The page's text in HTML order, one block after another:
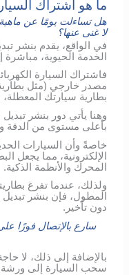
ما هو اشتراك
هل تساءلت يومًا عن
لا غنى عنها؟
في الواقع، يقدم بنشر
الخدمة الحيوية، مباشرة
فاشتراك السيارة
مصدر خارجي (مثل
بطارية سيارتك
وهنا يأتي دور بنشر
بأعلى مستوى من الدقة
خاصةً وأن السيارات
الإلكترونية، مما يجعل
المحرك والأنظمة الذكية.
ولذلك، عندما تفرغ
المطول، فإن بنشر
دون تأخير.
سارع بالإتصال فورًا
بالإضافة إلى ذلك، لا
سحب السيارة إلى ورشة